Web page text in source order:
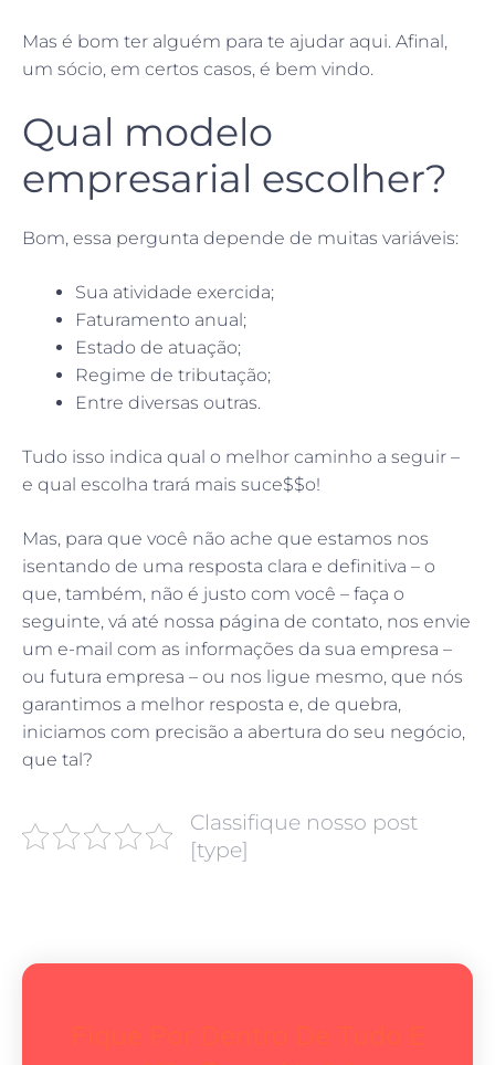
Mas é bom ter alguém para te ajudar aqui. Afinal,
um sócio, em certos casos, é bem vindo.
Qual modelo
empresarial escolher?
Bom, essa pergunta depende de muitas variáveis:
Sua atividade exercida;
Faturamento anual;
Estado de atuação;
Regime de tributação;
Entre diversas outras.
Tudo isso indica qual o melhor caminho a seguir –
e qual escolha trará mais suce$$o!
Mas, para que você não ache que estamos nos
isentando de uma resposta clara e definitiva – o
que, também, não é justo com você – faça o
seguinte, vá até nossa página de contato, nos envie
um e-mail com as informações da sua empresa –
ou futura empresa – ou nos ligue mesmo, que nós
garantimos a melhor resposta e, de quebra,
iniciamos com precisão a abertura do seu negócio,
que tal?
Classifique nosso post
[type]